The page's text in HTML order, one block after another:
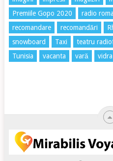
Premiile Gopo 2020
radio
recomandare
recomandări
snowboard
Taxi teatru
Tunisia
vacanta vară vidra